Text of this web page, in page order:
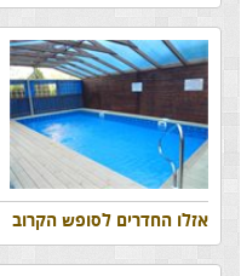
אזלו החדרים לסופש הקרוב